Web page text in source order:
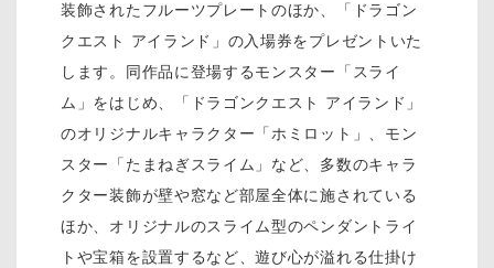
装飾されたフルーツプレートのほか、「ドラゴン
クエスト アイランド」の入場券をプレゼントいた
します。同作品に登場するモンスター「スライ
ム」をはじめ、「ドラゴンクエスト アイランド」
のオリジナルキャラクター「ホミロット」、モン
スター「たまねぎスライム」など、多数のキャラ
クター装飾が壁や窓など部屋全体に施されている
ほか、オリジナルのスライム型のペンダントライ
トや宝箱を設置するなど、遊び心が溢れる仕掛け